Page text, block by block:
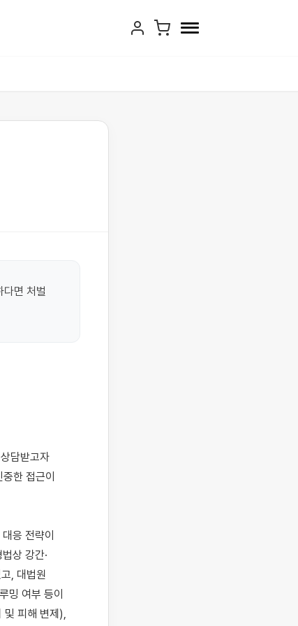
면 처벌
한 접근이
응 전략이
상 강간·
, 대법원
밍 여부 등이
및 피해 변제),